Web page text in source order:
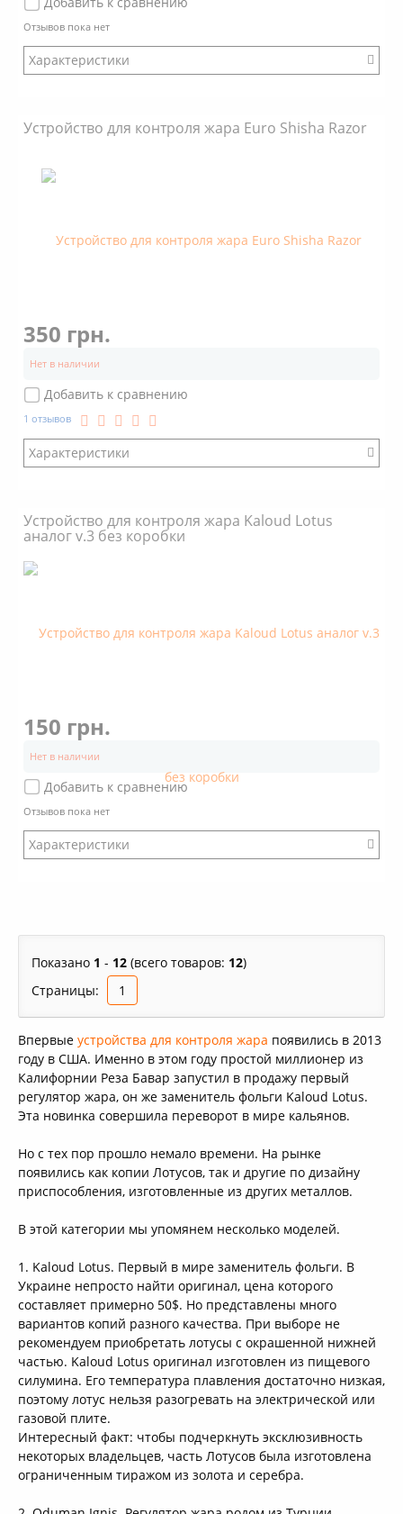
Отзывов пока нет
Характеристики
Коробка: Нет
Стенки: Наклонные
Покрытие: Нет
Дно внутри: Плоское
Устройство для контроля жара Euro Shisha Razor
350 грн.
Нет в наличии
Добавить к сравнению
1 отзывов
Характеристики
Коробка: Есть
Размер: Большой
Стенки: Прямые
Покрытие: Нет
Дно внутри: С пупырышками
Устройство для контроля жара Kaloud Lotus
аналог v.3 без коробки
150 грн.
Нет в наличии
Добавить к сравнению
Отзывов пока нет
Характеристики
Размер: Стандартный
Покрытие: Хром
Объем: 2 кубика угля 25х25х25
Дно снаружи: С пупырышками
Показано 1 - 12 (всего товаров: 12)
Страницы:
1
Впервые устройства для контроля жара появились в 2013
году в США. Именно в этом году простой миллионер из
Калифорнии Реза Бавар запустил в продажу первый
регулятор жара, он же заменитель фольги Kaloud Lotus.
Эта новинка совершила переворот в мире кальянов.
Но с тех пор прошло немало времени. На рынке
появились как копии Лотусов, так и другие по дизайну
приспособления, изготовленные из других металлов.
В этой категории мы упомянем несколько моделей.
1. Kaloud Lotus. Первый в мире заменитель фольги. В
Украине непросто найти оригинал, цена которого
составляет примерно 50$. Но представлены много
вариантов копий разного качества. При выборе не
рекомендуем приобретать лотусы с окрашенной нижней
частью. Kaloud Lotus оригинал изготовлен из пищевого
силумина. Его температура плавления достаточно низкая,
поэтому лотус нельзя разогревать на электрической или
газовой плите.
Интересный факт: чтобы подчеркнуть эксклюзивность
некоторых владельцев, часть Лотусов была изготовлена
ограниченным тиражом из золота и серебра.